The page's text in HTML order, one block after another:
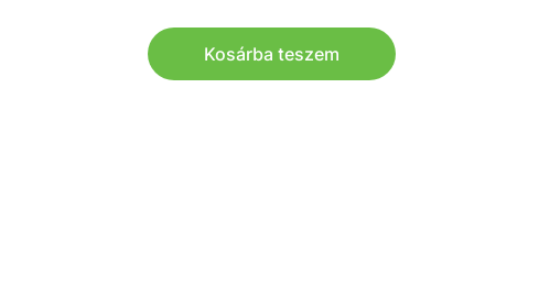
Kosárba teszem